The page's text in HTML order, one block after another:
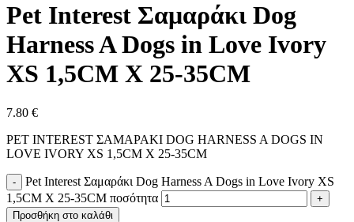
Pet Interest Σαμαράκι Dog
Harness A Dogs in Love Ivory
XS 1,5CM X 25-35CM
7.80 €
PET INTEREST ΣΑΜΑΡΑΚΙ DOG HARNESS A DOGS IN
LOVE IVORY XS 1,5CM X 25-35CM
Pet Interest Σαμαράκι Dog Harness A Dogs in Love Ivory XS
1,5CM X 25-35CM ποσότητα
Προσθήκη στο καλάθι